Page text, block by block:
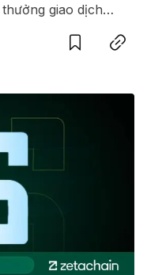
giao dịch
SaveCopy link